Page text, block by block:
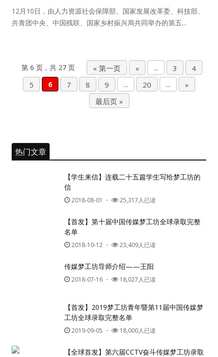
12月10日，由人力资源社会保障部、国家发展改革委、科技部、
共青团中央、中国残联、国家乡村振兴局共同举办的第五...
第 6 页，共 27 页 « 第一页 « ... 3
4
5
6 7 8 9 ... 20 ...
»
最后页 »
热门文章
【学生来信】连载二十五篇学生写给梦工坊的
信
2018-08-01 ・ 25,317人已读
【首发】第十届中国传媒梦工坊全球录取完整
名单
2018-10-12 ・ 23,409人已读
传媒梦工坊导师介绍——王阳
2018-07-16 ・ 18,027人已读
【首发】2019梦工坊青年暨第11届中国传媒梦
工坊全球录取完整名单
2019-09-05 ・ 18,000人已读
【全球首发】第六届CCTV奋斗传媒梦工坊录取